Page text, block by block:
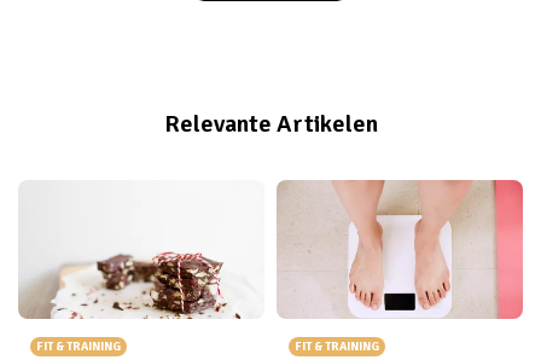
Relevante Artikelen
FIT & TRAINING FIT & TRAINING